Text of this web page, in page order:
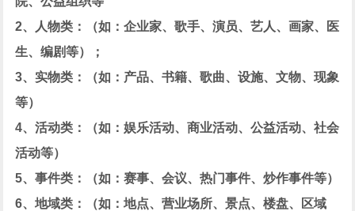
2、人物类：（如：企业家、歌手、演员、艺人、画家、医
生、编剧等）；
3、实物类：（如：产品、书籍、歌曲、设施、文物、现象
等）
4、活动类：（如：娱乐活动、商业活动、公益活动、社会
活动等）
5、事件类：（如：赛事、会议、热门事件、炒作事件等）
6、地域类：（如：地点、营业场所、景点、楼盘、区域